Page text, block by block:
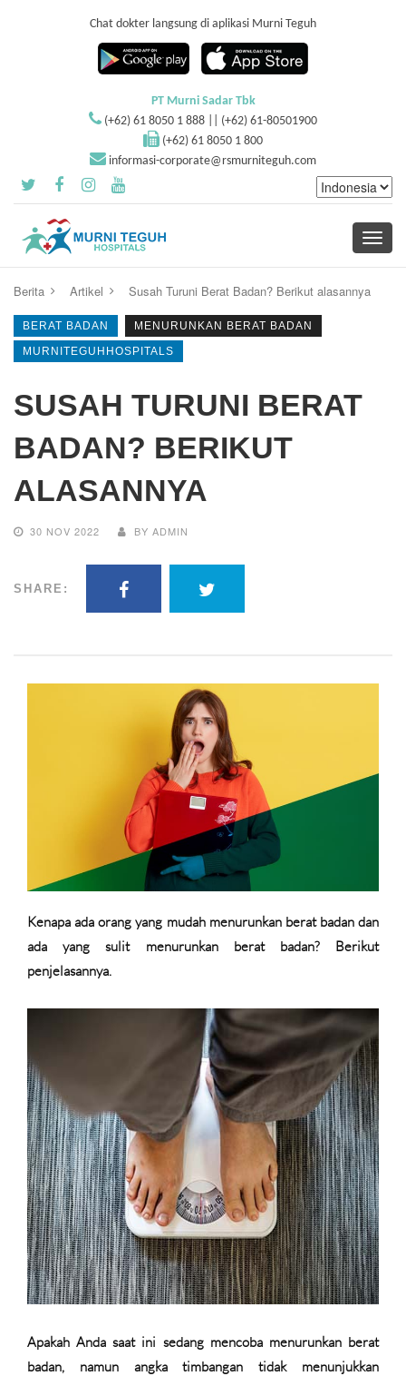
Chat dokter langsung di aplikasi Murni Teguh
PT Murni Sadar Tbk
(+62) 61 8050 1 888 || (+62) 61-80501900
(+62) 61 8050 1 800
informasi-corporate@rsmurniteguh.com
Toggle
Berita Artikel Susah Turuni Berat Badan? Berikut alasannya
BERAT BADAN
MENURUNKAN BERAT BADAN
MURNITEGUHHOSPITALS
SUSAH TURUNI BERAT
BADAN? BERIKUT
ALASANNYA
30 NOV 2022 BY ADMIN
SHARE:
Kenapa ada orang yang mudah menurunkan berat badan dan
ada yang sulit menurunkan berat badan? Berikut
penjelasannya.
Apakah Anda saat ini sedang mencoba menurunkan berat
badan, namun angka timbangan tidak menunjukkan